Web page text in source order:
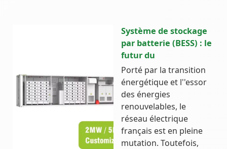
Système de stockage
par batterie (BESS) : le
futur du
Porté par la transition
énergétique et l''essor
des énergies
renouvelables, le
réseau électrique
français est en pleine
mutation. Toutefois,